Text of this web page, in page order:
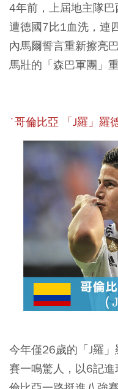
4年前，上屆地主隊
遭德國7比1血洗，連
內馬爾誓言重新擦亮
馬壯的「森巴軍團」重
˙哥倫比亞 「J羅」羅
今年僅26歲的「J羅
賽一鳴驚人，以6記